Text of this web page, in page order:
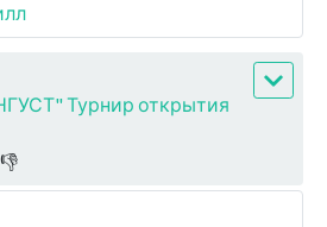
Турнир открытия
👎